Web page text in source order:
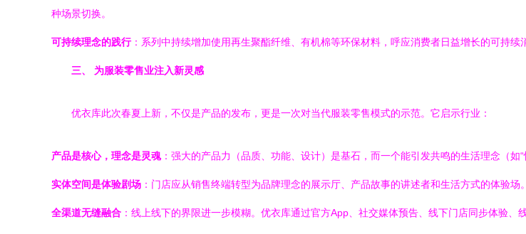
种场景切换。
可持续理念的践行：系列中持续增加使用再生聚酯纤维、有机棉等环保材料，呼应消费者日益增长的可持续消
三、 为服装零售业注入新灵感
优衣库此次春夏上新，不仅是产品的发布，更是一次对当代服装零售模式的示范。它启示行业：
产品是核心，理念是灵魂：强大的产品力（品质、功能、设计）是基石，而一个能引发共鸣的生活理念（如
实体空间是体验剧场 ：门店应从销售终端转型为品牌理念的展示厅、产品故事的讲述者和生活方式的体验
全渠道无缝融合 ：线上线下的界限进一步模糊。优衣库通过官方App、社交媒体预告、线下门店同步体验